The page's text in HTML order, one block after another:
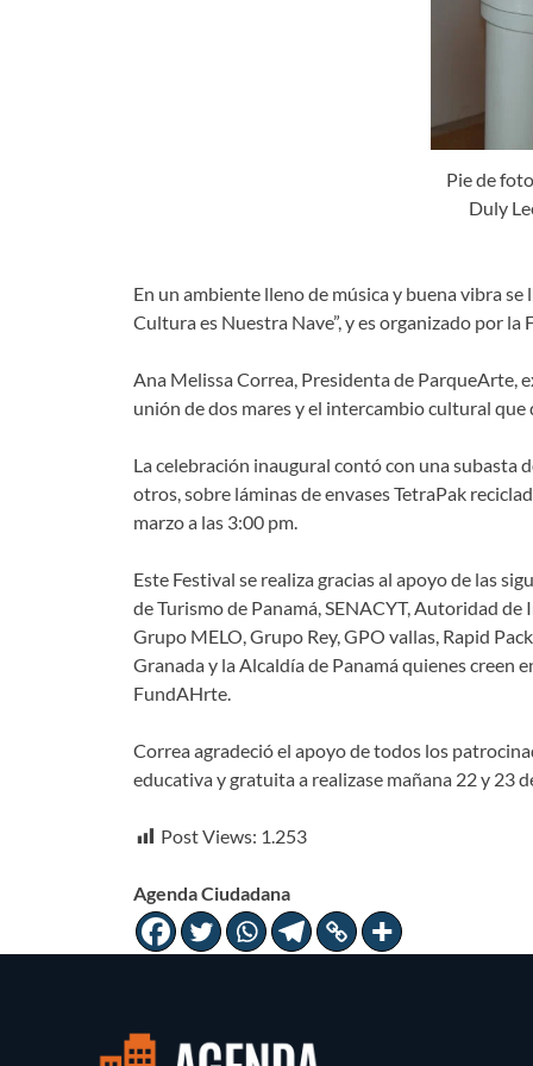
Pie de
Duly
En un ambiente lleno de música y buena vibra
Cultura es Nuestra Nave”, y es organizado por
Ana Melissa Correa, Presidenta de ParqueArte,
unión de dos mares y el intercambio cultural
La celebración inaugural contó con una subasta
otros, sobre láminas de envases TetraPak
marzo a las 3:00 pm.
Este Festival se realiza gracias al apoyo de las
de Turismo de Panamá, SENACYT, Autoridad
Grupo MELO, Grupo Rey, GPO vallas, Rapid
Granada y la Alcaldía de Panamá quienes creen
FundAHrte.
Correa agradeció el apoyo de todos los
educativa y gratuita a realizase mañana 22 y 23
Post Views: 1.253
Agenda Ciudadana